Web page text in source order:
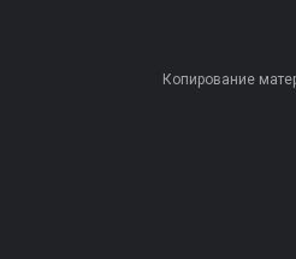
Копирование